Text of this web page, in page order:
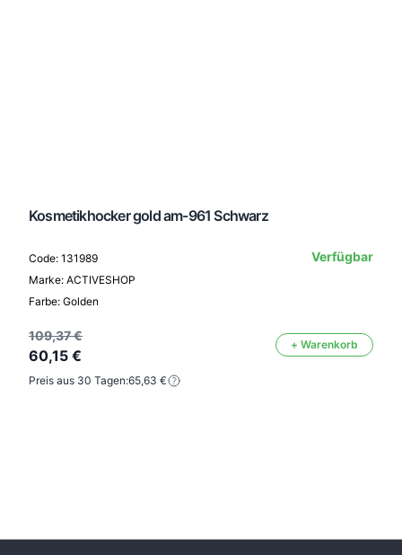
Kosmetikhocker gold am-961 Schwarz
Code: 131989
Marke: ACTIVESHOP
Farbe: Golden
Verfügbar
109,37 €
60,15 €
+ Warenkorb
Preis aus 30 Tagen:65,63 €